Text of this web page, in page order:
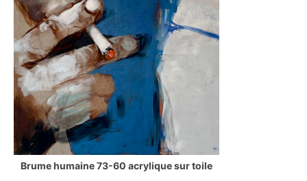
Brume humaine 73-60 acrylique sur toile